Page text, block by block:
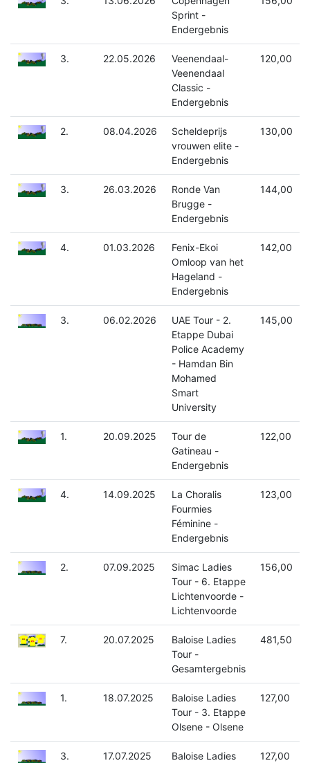
Sprint -
Endergebnis
3. 22.05.2026
Veenendaal-
Veenendaal
Classic -
Endergebnis
120,00
2. 08.04.2026
Scheldeprijs
vrouwen elite -
Endergebnis
130,00
3. 26.03.2026
Ronde Van
Brugge -
Endergebnis
144,00
4. 01.03.2026
Fenix-Ekoi
Omloop van het
Hageland -
Endergebnis
142,00
3. 06.02.2026
UAE Tour - 2.
Etappe Dubai
Police Academy
- Hamdan Bin
Mohamed
Smart
University
145,00
1. 20.09.2025
Tour de
Gatineau -
Endergebnis
122,00
4. 14.09.2025
La Choralis
Fourmies
Féminine -
Endergebnis
123,00
2. 07.09.2025
Simac Ladies
Tour - 6. Etappe
Lichtenvoorde -
Lichtenvoorde
156,00
7. 20.07.2025
Baloise Ladies
Tour -
Gesamtergebnis
481,50
1. 18.07.2025
Baloise Ladies
Tour - 3. Etappe
Olsene - Olsene
127,00
3. 17.07.2025
Baloise Ladies
127,00